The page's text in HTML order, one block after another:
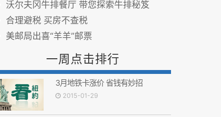
沃尔夫冈牛排餐厅 带您探索牛排秘笈
合理避税 买房不查税
美邮局出喜“羊羊”邮票
一周点击排行
3月地铁卡涨价 省钱有妙招
2015-01-29